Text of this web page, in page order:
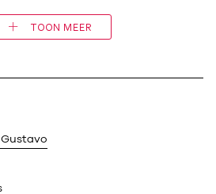
TOON MEER
Quaresma Ramos, Gustavo